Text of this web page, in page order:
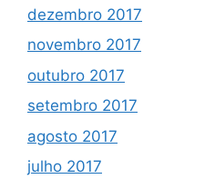
dezembro 2017
novembro 2017
outubro 2017
setembro 2017
agosto 2017
julho 2017